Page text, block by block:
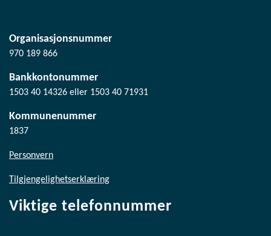
Organisasjonsnummer
970 189 866
Bankkontonummer
1503 40 14326 eller 1503 40 71931
Kommunenummer
1837
Personvern
Tilgjengelighetserklæring
Viktige telefonnummer